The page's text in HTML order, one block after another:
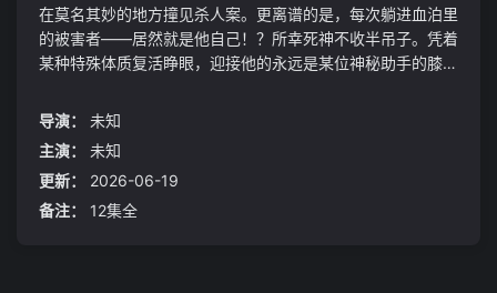
在莫名其妙的地方撞见杀人案。更离谱的是，每次躺进血泊里
的被害者——居然就是他自己！？所幸死神不收半吊子。凭着
某种特殊体质复活睁眼，迎接他的永远是某位神秘助手的膝枕
朔也以性命为筹码，在生死轮回间拆解一桩桩诡谲谜案——
导演：
未知
主演：
未知
更新：
2026-06-19
备注：
12集全